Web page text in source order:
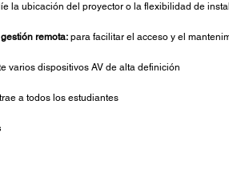
la ubicación del proyector o la flexibilidad de
remota:para facilitar el acceso y el
varios dispositivos AV de alta definición
a todos los estudiantes